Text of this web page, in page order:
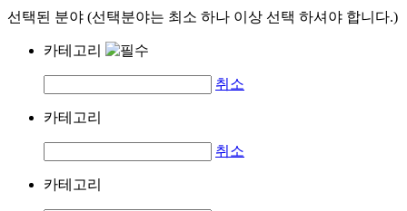
선택된 분야 (선택분야는 최소 하나 이상 선택 하셔야 합니다.)
카테고리
취소
카테고리
취소
카테고리